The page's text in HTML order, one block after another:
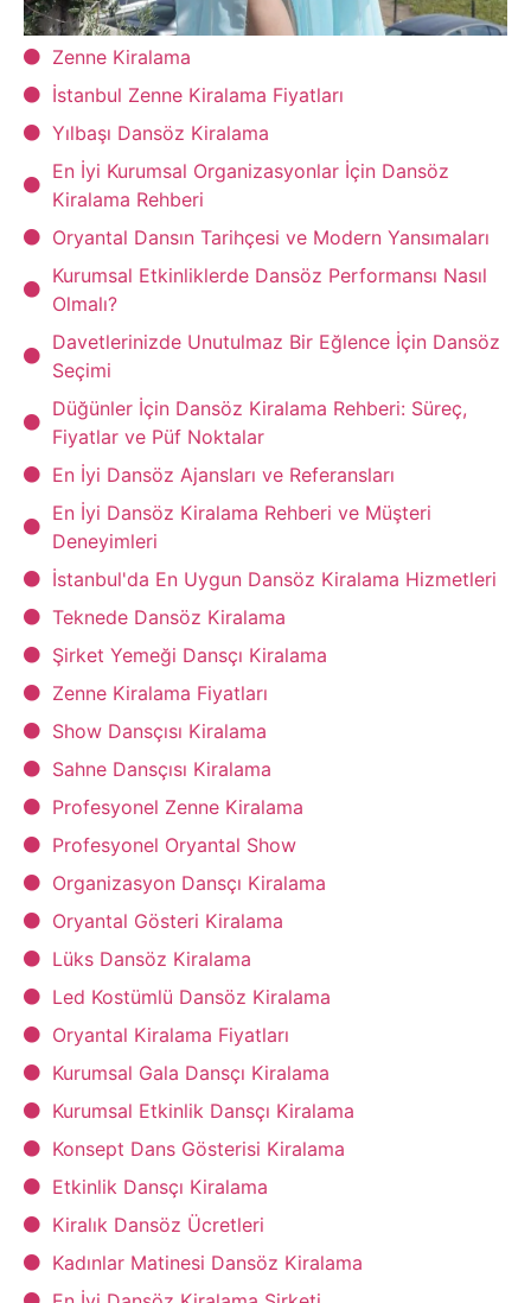
Zenne Kiralama
İstanbul Zenne Kiralama Fiyatları
Yılbaşı Dansöz Kiralama
En İyi Kurumsal Organizasyonlar İçin Dansöz
Kiralama Rehberi
Oryantal Dansın Tarihçesi ve Modern Yansımaları
Kurumsal Etkinliklerde Dansöz Performansı Nasıl
Olmalı?
Davetlerinizde Unutulmaz Bir Eğlence İçin Dansöz
Seçimi
Düğünler İçin Dansöz Kiralama Rehberi: Süreç,
Fiyatlar ve Püf Noktalar
En İyi Dansöz Ajansları ve Referansları
En İyi Dansöz Kiralama Rehberi ve Müşteri
Deneyimleri
İstanbul'da En Uygun Dansöz Kiralama Hizmetleri
Teknede Dansöz Kiralama
Şirket Yemeği Dansçı Kiralama
Zenne Kiralama Fiyatları
Show Dansçısı Kiralama
Sahne Dansçısı Kiralama
Profesyonel Zenne Kiralama
Profesyonel Oryantal Show
Organizasyon Dansçı Kiralama
Oryantal Gösteri Kiralama
Lüks Dansöz Kiralama
Led Kostümlü Dansöz Kiralama
Oryantal Kiralama Fiyatları
Kurumsal Gala Dansçı Kiralama
Kurumsal Etkinlik Dansçı Kiralama
Konsept Dans Gösterisi Kiralama
Etkinlik Dansçı Kiralama
Kiralık Dansöz Ücretleri
Kadınlar Matinesi Dansöz Kiralama